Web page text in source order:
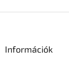
Információk